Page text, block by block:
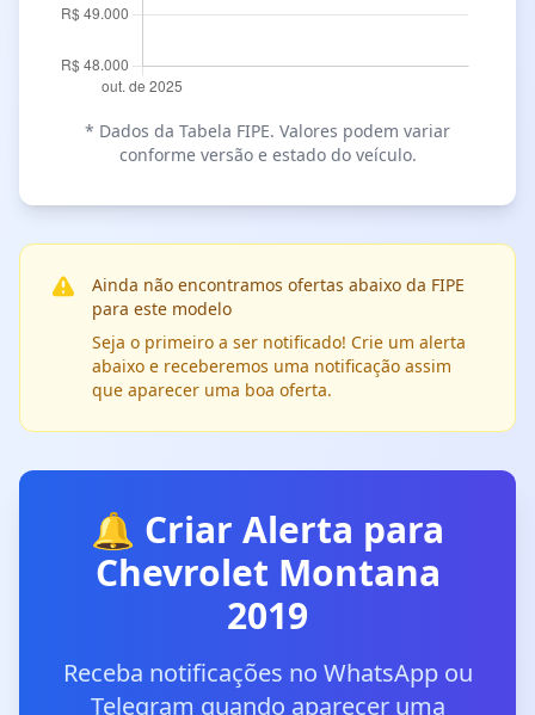
* Dados da Tabela FIPE. Valores podem variar
conforme versão e estado do veículo.
Ainda não encontramos ofertas abaixo da FIPE
para este modelo
Seja o primeiro a ser notificado! Crie um alerta
abaixo e receberemos uma notificação assim
que aparecer uma boa oferta.
🔔 Criar Alerta para
Chevrolet Montana
2019
Receba notificações no WhatsApp ou
Telegram quando aparecer uma